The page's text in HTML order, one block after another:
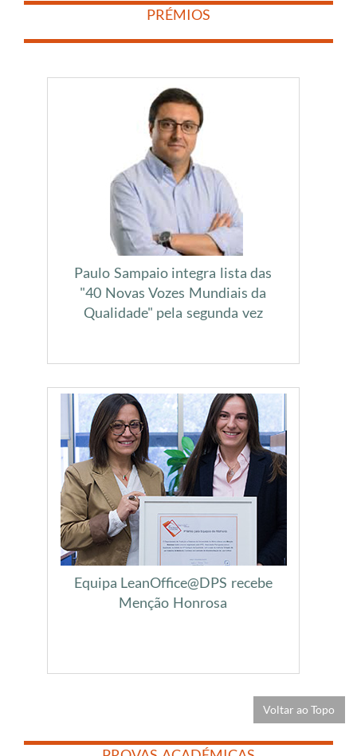
​
PRÉMIOS
​
Paulo Sampaio integra lista das
"40 Novas Vozes Mundiais da
Qualidade" pela segunda vez
Equipa LeanOffice@DPS recebe
Menção Honrosa
Voltar ao Topo
​